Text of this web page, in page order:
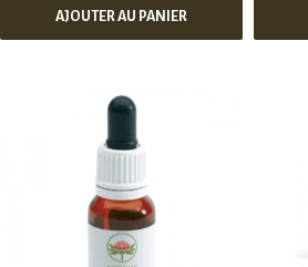
AJOUTER AU PANIER